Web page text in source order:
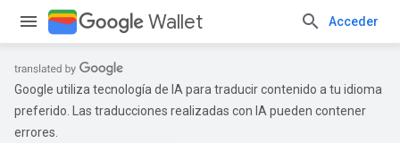
Wallet Acceder
Google utiliza tecnología de IA para traducir contenido a tu idioma
preferido. Las traducciones realizadas con IA pueden contener
errores.